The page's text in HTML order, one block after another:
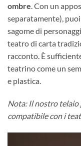
ombre . Con un
separatamente),
sagome di
teatro di carta
racconto. È
teatrino come un
e plastica.
Nota: Il nostro telaio
compatibile con i